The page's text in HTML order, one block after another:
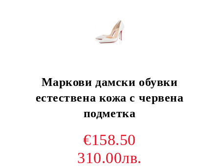
Маркови дамски обувки
естествена кожа с червена
подметка
€158.50
310.00лв.